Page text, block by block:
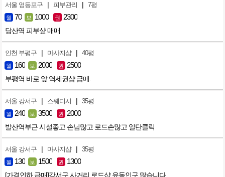
서울 영등포구 | 피부관리 | 7평
월 70 보 1000 권 2300
당산역 피부샾 매매
인천 부평구 | 마사지샵 | 40평
월 160 보 2000 권 2500
부평역 바로 앞 역세권샵 급매.
서울 강서구 | 스웨디시 | 35평
월 240 보 3500 권 2000
발산역부근 시설좋고 손님많고 로드손많고 일단클릭
서울 강서구 | 마사지샵 | 35평
월 130 보 1500 권 1300
[가격인하 급매]강서구 사거리 로드샵 유동인구 많습니다.